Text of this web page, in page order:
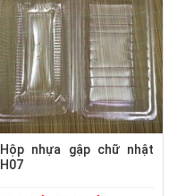
Hộp nhựa gập chữ nhật
H07